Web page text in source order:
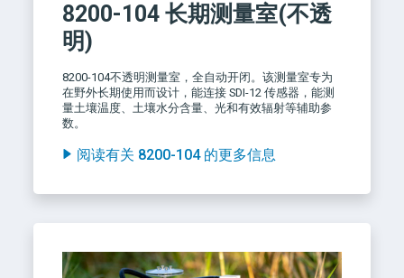
8200-104 长期测量室(不透
明)
8200-104不透明测量室，全自动开闭。该测量室专为
在野外长期使用而设计，能连接 SDI-12 传感器，能测
量土壤温度、土壤水分含量、光和有效辐射等辅助参
数。
阅读有关 8200-104 的更多信息